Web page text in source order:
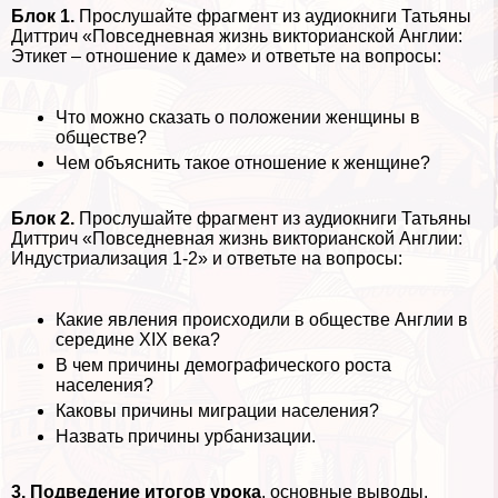
Блок 1. Прослушайте фрагмент из аудиокниги Татьяны
Диттрич «Повседневная жизнь викторианской Англии:
Этикет – отношение к даме» и ответьте на вопросы:
Что можно сказать о положении женщины в
обществе?
Чем объяснить такое отношение к женщине?
Блок 2. Прослушайте фрагмент из аудиокниги Татьяны
Диттрич «Повседневная жизнь викторианской Англии:
Индустриализация 1-2» и ответьте на вопросы:
Какие явления происходили в обществе Англии в
середине XIX века?
В чем причины демографического роста
населения?
Каковы причины миграции населения?
Назвать причины урбанизации.
3. Подведение итогов урока, основные выводы,